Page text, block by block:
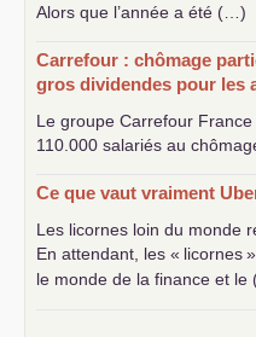
Alors que l’année a été (…)
Carrefour : chômage
gros dividendes pour les
Le groupe Carrefour
110.000 salariés au
Ce que vaut vraiment
Les licornes loin du monde
En attendant, les « licornes
le monde de la finance et